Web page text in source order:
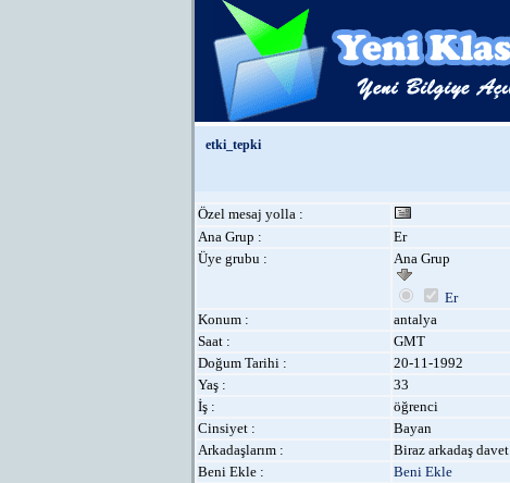
etki_tepki
Özel mesaj yolla :
Ana Grup :
Er
Üye grubu :
Ana Grup
Er
Konum :
antalya
Saat :
GMT
Doğum Tarihi :
20-11-1992
Yaş :
33
İş :
öğrenci
Cinsiyet :
Bayan
Arkadaşlarım :
Biraz arkadaş
Beni Ekle :
Beni Ekle